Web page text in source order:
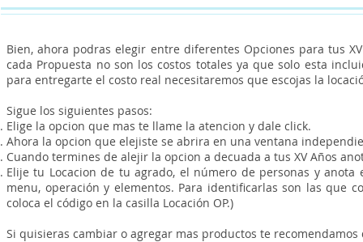
Bien, ahora podras elegir entre diferentes Opciones para tus
cada Propuesta no son los costos totales ya que solo esta
para entregarte el costo real necesitaremos que escojas la
Sigue los siguientes pasos:
Elige la opcion que mas te llame la atencion y dale click.
Ahora la opcion que elejiste se abrira en una ventana
Cuando termines de alejir la opcion a decuada a tus XV Años
Elije tu Locacion de tu agrado, el número de personas y
menu, operación y elementos. Para identificarlas son las que
coloca el código en la casilla Locación OP.)
Si quisieras cambiar o agregar mas productos te